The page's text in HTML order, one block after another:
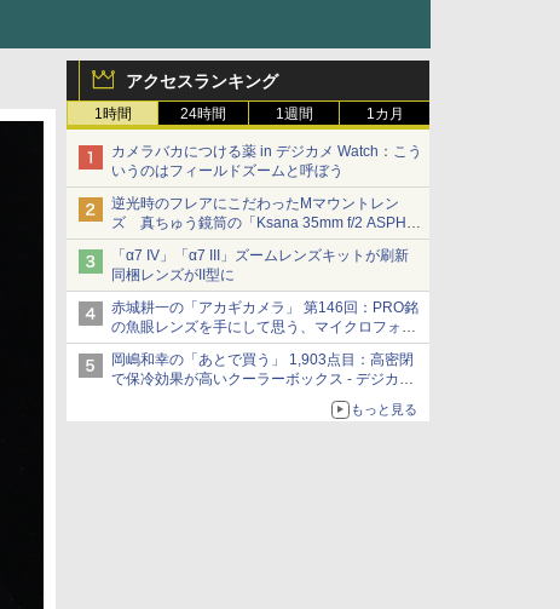
アクセスランキング
1時間 24時間 1週間 1カ月
カメラバカにつける薬 in デジカメ Watch：こう
いうのはフィールドズームと呼ぼう
逆光時のフレアにこだわったMマウントレン
ズ 真ちゅう鏡筒の「Ksana 35mm f/2 ASPH.
シルバークローム」
「α7 IV」「α7 III」ズームレンズキットが刷新
同梱レンズがII型に
赤城耕一の「アカギカメラ」 第146回：PRO銘
の魚眼レンズを手にして思う、マイクロフォー
サーズへの期待と可能性
岡嶋和幸の「あとで買う」 1,903点目：高密閉
で保冷効果が高いクーラーボックス - デジカメ
もっと見る